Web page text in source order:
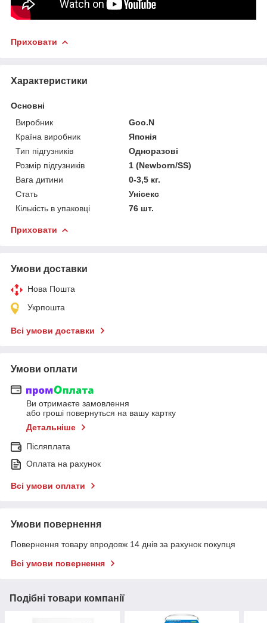
Приховати
Характеристики
Основні
Виробник
Goo.N
Країна виробник
Японія
Тип підгузників
Одноразові
Розмір підгузників
1 (Newborn/SS)
Вага дитини
0-3,5 кг.
Стать
Унісекс
Кількість в упаковці
76 шт.
Приховати
Умови доставки
Нова Пошта
Укрпошта
Всі умови доставки
Умови оплати
Ви отримаєте замовлення
або гроші повернуться на вашу картку
Детальніше
Післяплата
Оплата на рахунок
Всі умови оплати
Умови повернення
Повернення товару впродовж 14 днів за рахунок покупця
Всі умови повернення
Подібні товари компанії